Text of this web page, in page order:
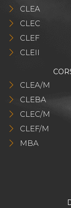
CLEA
CLEC
CLEF
CLEII
CLEA/M
CLEBA
CLEC/M
CLEF/M
MBA